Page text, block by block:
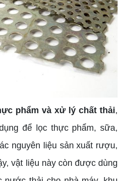
phẩm và xử lý chất thải,
để lọc thực phẩm, sữa,
nguyên liệu sản xuất rượu,
vật liệu này còn được dùng